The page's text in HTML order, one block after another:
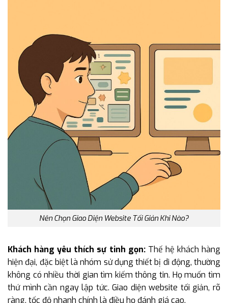
Nên Chọn Giao Diện Website Tối Giản Khi Nào?
Khách hàng yêu thích sự tinh gọn:Thế hệ khách hàng
hiện đại, đặc biệt là nhóm sử dụng thiết bị di động, thường
không có nhiều thời gian tìm kiếm thông tin. Họ muốn tìm
thứ mình cần ngay lập tức. Giao diện website tối giản, rõ
ràng, tốc độ nhanh chính là điều họ đánh giá cao.